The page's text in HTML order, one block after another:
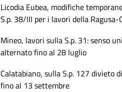
Licodia Eubea, modifiche
S.p. 38/III per i lavori della Ragusa-
Mineo, lavori sulla S.p. 31: senso
alternato fino al 28 luglio
Calatabiano, sulla S.p. 127 divieto
fino al 13 settembre